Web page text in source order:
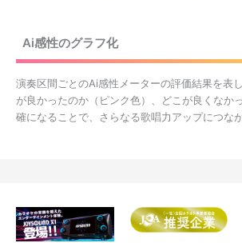
Ai感性のグラフ化
演奏区間ごとのAi感性メーターの評価結果を表
が良かったのか（ピンク色）、どこが良くなか
確になることで、さらなる歌唱力アップにつなが